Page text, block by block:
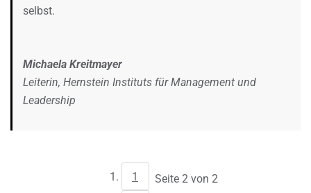
selbst.
Michaela Kreitmayer
Leiterin, Hernstein Instituts für Management und
Leadership
1 Seite 2 von 2